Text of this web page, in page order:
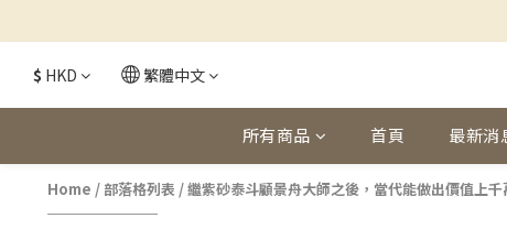
$ HKD 繁體中文
所有商品 首頁 最新消
Home / 部落格列表 /繼紫砂泰斗顧景舟大師之後，當代能做出價值上千